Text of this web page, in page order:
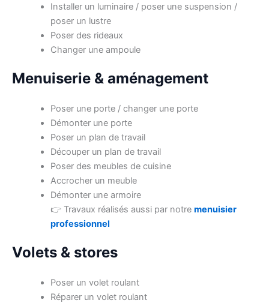
Installer un luminaire / poser une suspension /
poser un lustre
Poser des rideaux
Changer une ampoule
Menuiserie & aménagement
Poser une porte / changer une porte
Démonter une porte
Poser un plan de travail
Découper un plan de travail
Poser des meubles de cuisine
Accrocher un meuble
Démonter une armoire
👉 Travaux réalisés aussi par notre menuisier
professionnel
Volets & stores
Poser un volet roulant
Réparer un volet roulant